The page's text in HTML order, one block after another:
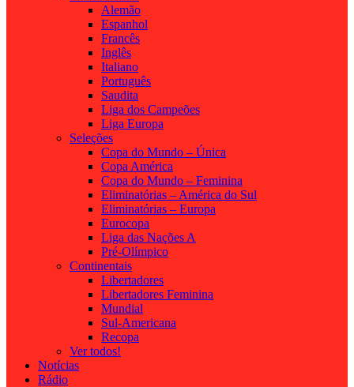
Alemão
Espanhol
Francês
Inglês
Italiano
Português
Saudita
Liga dos Campeões
Liga Europa
Seleções
Copa do Mundo – Única
Copa América
Copa do Mundo – Feminina
Eliminatórias – América do Sul
Eliminatórias – Europa
Eurocopa
Liga das Nações A
Pré-Olímpico
Continentais
Libertadores
Libertadores Feminina
Mundial
Sul-Americana
Recopa
Ver todos!
Notícias
Rádio